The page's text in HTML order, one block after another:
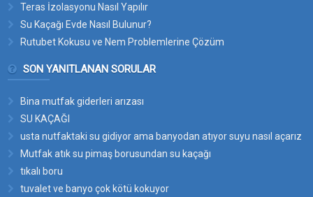
Teras İzolasyonu Nasıl Yapılır
Su Kaçağı Evde Nasıl Bulunur?
Rutubet Kokusu ve Nem Problemlerine Çözüm
SON YANITLANAN SORULAR
Bina mutfak giderleri arızası
SU KAÇAĞI
usta nutfaktaki su gidiyor ama banyodan atıyor suyu nasıl açarız
bu suyun yerini
Mutfak atık su pimaş borusundan su kaçağı
tıkalı boru
tuvalet ve banyo çok kötü kokuyor